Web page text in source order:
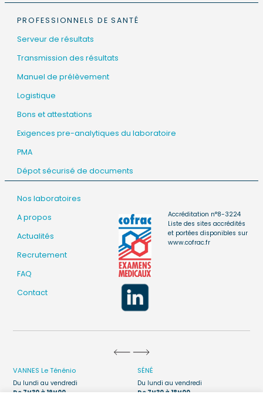
PROFESSIONNELS DE SANTÉ
Serveur de résultats
Transmission des résultats
Manuel de prélèvement
Logistique
Bons et attestations
Exigences pre-analytiques du laboratoire
PMA
Dépot sécurisé de documents
Nos laboratoires
A propos
Actualités
Recrutement
FAQ
Contact
Accréditation n°8-3224
Liste des sites accrédités
et portées disponibles sur
www.cofrac.fr
VANNES Le Ténénio
Du lundi au vendredi
De 7H30 à 19H00
SÉNÉ
Du lundi au vendredi
De 7H30 à 18H00